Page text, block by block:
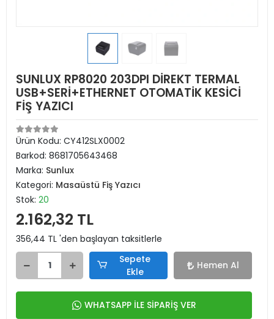
SUNLUX RP8020 203DPI DİREKT TERMAL
USB+SERİ+ETHERNET OTOMATİK KESİCİ
FİŞ YAZICI
Ürün Kodu: CY412SLX0002
Barkod: 8681705643468
Marka: Sunlux
Kategori: Masaüstü Fiş Yazıcı
Stok: 20
2.162,32 TL
356,44 TL 'den başlayan taksitlerle
Sepete
Ekle
Hemen Al
WHATSAPP İLE SİPARİŞ VER